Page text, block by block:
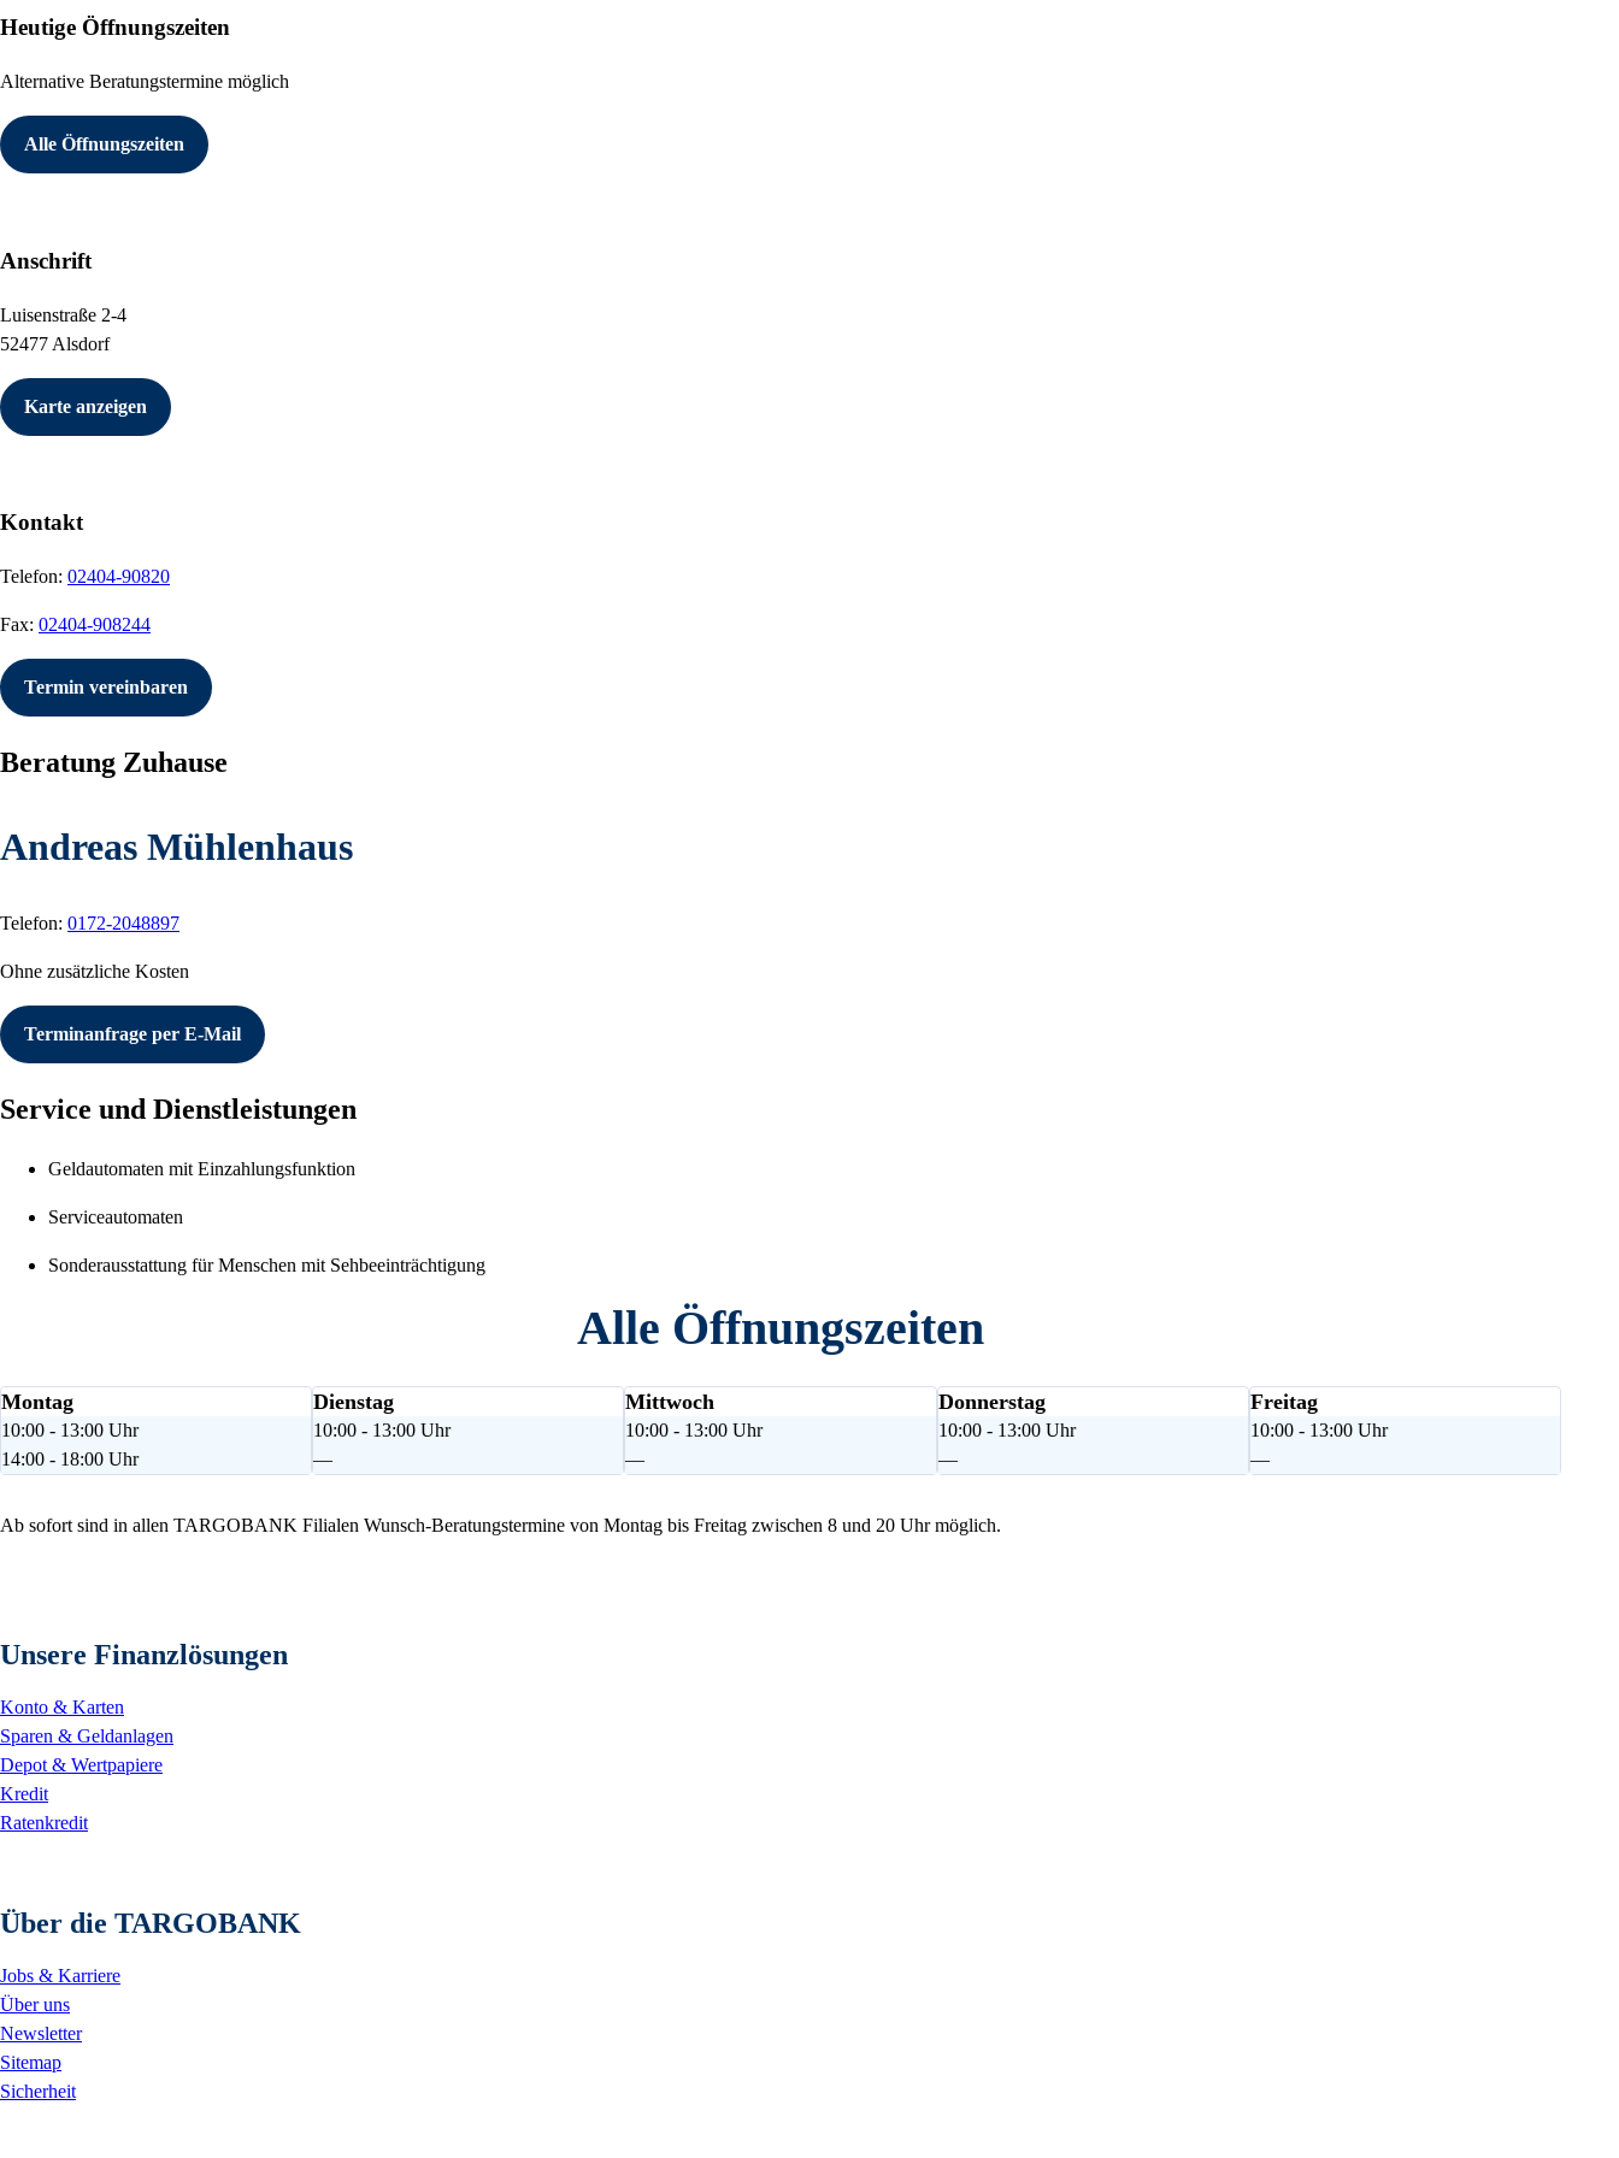
Heutige Öffnungszeiten
Alternative Beratungstermine möglich
Alle Öffnungszeiten
Anschrift
Luisenstraße 2-4
52477 Alsdorf
Karte anzeigen
Kontakt
Telefon: 02404-90820
Fax: 02404-908244
Termin vereinbaren
Beratung Zuhause
Andreas Mühlenhaus
Telefon: 0172-2048897
Ohne zusätzliche Kosten
Terminanfrage per E-Mail
Service und Dienstleistungen
Geldautomaten mit Einzahlungsfunktion
Serviceautomaten
Sonderausstattung für Menschen mit Sehbeeinträchtigung
Alle Öffnungszeiten
Montag
10:00 - 13:00 Uhr
14:00 - 18:00 Uhr
Dienstag
10:00 - 13:00 Uhr
—
Mittwoch
10:00 - 13:00 Uhr
—
Donnerstag
10:00 - 13:00 Uhr
—
Freitag
10:00 - 13:00 Uhr
—
Ab sofort sind in allen TARGOBANK Filialen Wunsch-Beratungstermine von Montag bis Freitag zwischen 8 und 20 Uhr möglich.
Unsere Finanzlösungen
Konto & Karten
Sparen & Geldanlagen
Depot & Wertpapiere
Kredit
Ratenkredit
Über die TARGOBANK
Jobs & Karriere
Über uns
Newsletter
Sitemap
Sicherheit